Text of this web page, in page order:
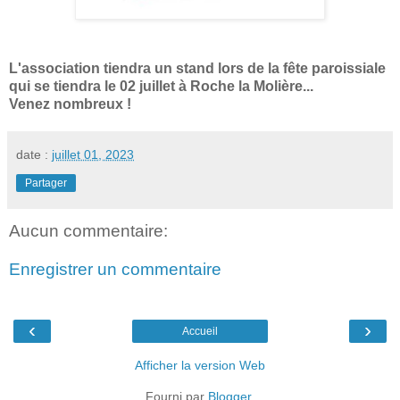
L'association tiendra un stand lors de la fête paroissiale
qui se tiendra le 02 juillet à Roche la Molière...
Venez nombreux !
date : juillet 01, 2023
Partager
Aucun commentaire:
Enregistrer un commentaire
‹ ›
Accueil
Afficher la version Web
Fourni par Blogger.